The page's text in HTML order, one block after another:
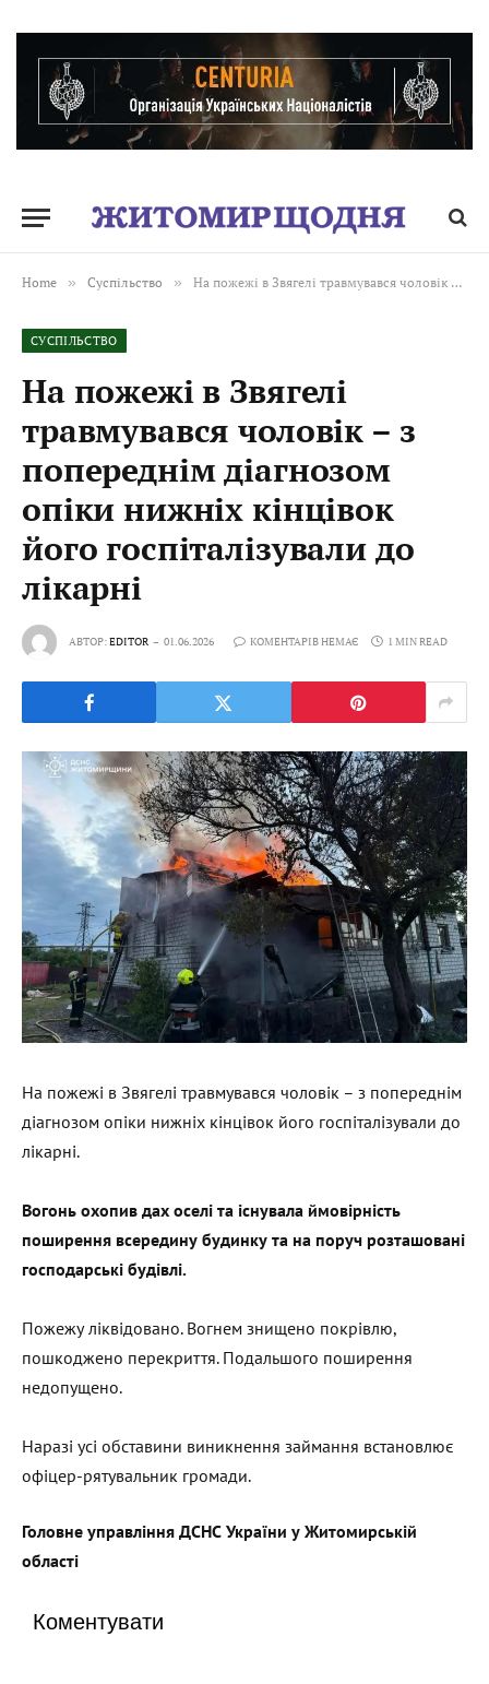
Home » Суспільство » На пожежі в Звягелі травмувався чоловік – з попереднім діагнозом опіки нижніх кінцівок його госпіталізували до лікарні
СУСПІЛЬСТВО
На пожежі в Звягелі
травмувався чоловік – з
попереднім діагнозом
опіки нижніх кінцівок
його госпіталізували до
лікарні
АВТОР:EDITOR 01.06.2026 КОМЕНТАРІВ НЕМАЄ 1 MIN READ
На пожежі в Звягелі травмувався чоловік – з попереднім
діагнозом опіки нижніх кінцівок його госпіталізували до
лікарні.
Вогонь охопив дах оселі та існувала ймовірність
поширення всередину будинку та на поруч розташовані
господарські будівлі.
Пожежу ліквідовано. Вогнем знищено покрівлю,
пошкоджено перекриття. Подальшого поширення
недопущено.
Наразі усі обставини виникнення займання встановлює
офіцер-рятувальник громади.
Головне управління ДСНС України у Житомирській
області
Коментувати